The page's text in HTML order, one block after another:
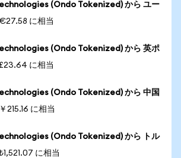
(Ondo Tokenized) から ユー
に相当
(Ondo Tokenized) から 英ポ
に相当
(Ondo Tokenized) から 中国
215.16 に相当
(Ondo Tokenized) から トル
に相当